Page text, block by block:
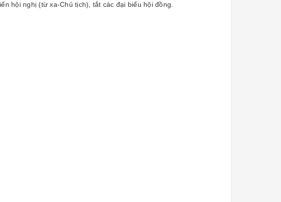
hội nghị (từ xa-Chủ tịch), tắt các đại biểu hội đồng.